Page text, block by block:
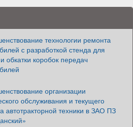
технологии ремонта
с разработкой стенда для
обкатки коробок передач
организации
обслуживания и текущего
автотракторной техники в ЗАО ПЗ